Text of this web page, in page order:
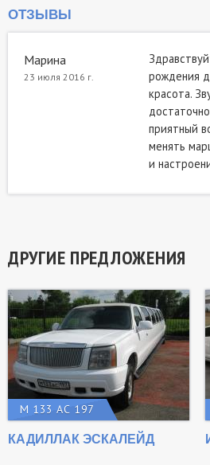
ОТЗЫВЫ
Марина
23 июля 2016 г.
рождения
красота.
приятный
менять
и
ДРУГИЕ ПРЕДЛОЖЕНИЯ
М 133 АС 197
КАДИЛЛАК ЭСКАЛЕЙД